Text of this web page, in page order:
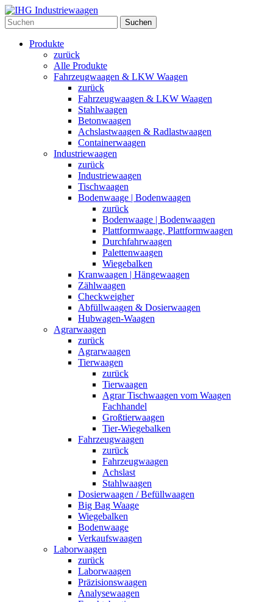
Suchen
Produkte
zurück
Alle Produkte
Fahrzeugwaagen & LKW Waagen
zurück
Fahrzeugwaagen & LKW Waagen
Stahlwaagen
Betonwaagen
Achslastwaagen & Radlastwaagen
Containerwaagen
Industriewaagen
zurück
Industriewaagen
Tischwaagen
Bodenwaage | Bodenwaagen
zurück
Bodenwaage | Bodenwaagen
Plattformwaage, Plattformwaagen
Durchfahrwaagen
Palettenwaagen
Wiegebalken
Kranwaagen | Hängewaagen
Zählwaagen
Checkweigher
Abfüllwaagen & Dosierwaagen
Hubwagen-Waagen
Agrarwaagen
zurück
Agrarwaagen
Tierwaagen
zurück
Tierwaagen
Agrar Tischwaagen vom Waagen
Fachhandel
Großtierwaagen
Tier-Wiegebalken
Fahrzeugwaagen
zurück
Fahrzeugwaagen
Achslast
Stahlwaagen
Dosierwaagen / Befüllwaagen
Big Bag Waage
Wiegebalken
Bodenwaage
Verkaufswaagen
Laborwaagen
zurück
Laborwaagen
Präzisionswaagen
Analysewaagen